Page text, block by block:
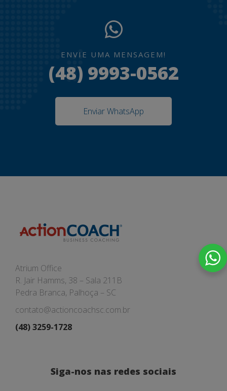
ENVIE UMA MENSAGEM!
(48) 9993-0562
Enviar WhatsApp
Atrium Office
R. Jair Hamms, 38 – Sala 211B
Pedra Branca, Palhoça – SC
contato@actioncoachsc.com.br
(48) 3259-1728
Siga-nos nas redes sociais